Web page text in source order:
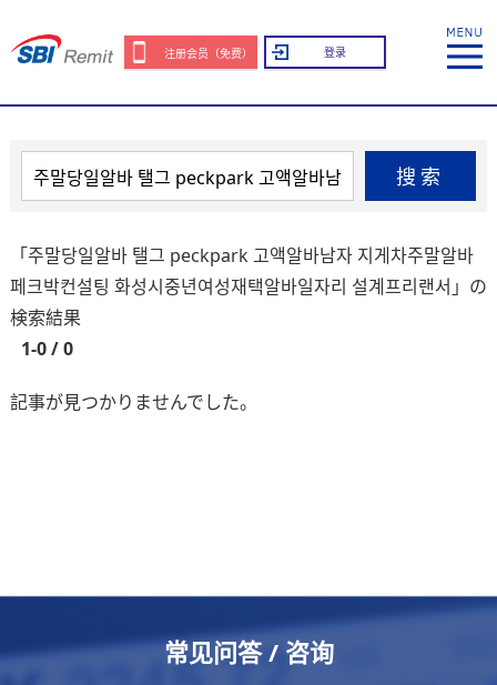
注册会员（免费） 登录
搜索
「주말당일알바 탤그 peckpark 고액알바남자 지게차주말알바
페크박컨설팅 화성시중년여성재택알바일자리 설계프리랜서」の
検索結果
1-0 / 0
記事が見つかりませんでした。
常见问答 / 咨询